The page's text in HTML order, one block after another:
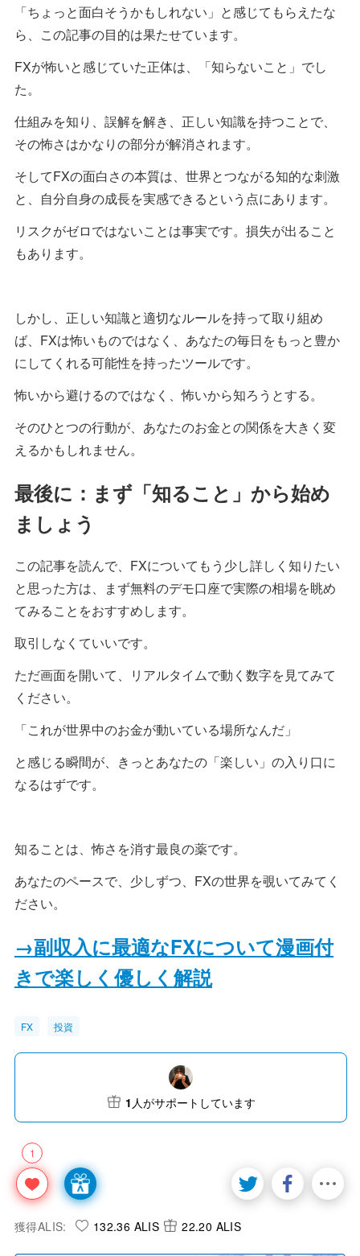
「ちょっと面白そうかもしれない」と感じてもらえたな
ら、この記事の目的は果たせています。
FXが怖いと感じていた正体は、「知らないこと」でし
た。
仕組みを知り、誤解を解き、正しい知識を持つことで、
その怖さはかなりの部分が解消されます。
そしてFXの面白さの本質は、世界とつながる知的な刺激
と、自分自身の成長を実感できるという点にあります。
リスクがゼロではないことは事実です。損失が出ること
もあります。
しかし、正しい知識と適切なルールを持って取り組め
ば、FXは怖いものではなく、あなたの毎日をもっと豊か
にしてくれる可能性を持ったツールです。
怖いから避けるのではなく、怖いから知ろうとする。
そのひとつの行動が、あなたのお金との関係を大きく変
えるかもしれません。
最後に：まず「知ること」から始め
ましょう
この記事を読んで、FXについてもう少し詳しく知りたい
と思った方は、まず無料のデモ口座で実際の相場を眺め
てみることをおすすめします。
取引しなくていいです。
ただ画面を開いて、リアルタイムで動く数字を見てみて
ください。
「これが世界中のお金が動いている場所なんだ」
と感じる瞬間が、きっとあなたの「楽しい」の入り口に
なるはずです。
知ることは、怖さを消す最良の薬です。
あなたのペースで、少しずつ、FXの世界を覗いてみてく
ださい。
→副収入に最適なFXについて漫画付
きで楽しく優しく解説
FX 投資
1
1 人がサポートしています
獲得ALIS: 132.36 ALIS 22.20 ALIS